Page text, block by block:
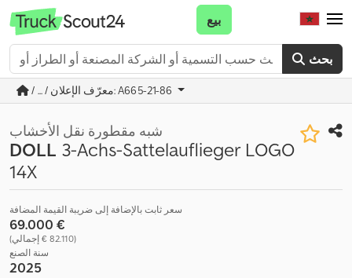
بحث
بيع
/ ... / معرّف الإعلان: A665-21-86
شبه مقطورة نقل الأخشاب
DOLL 3-Achs-Sattelauflieger LOGO
14X
سعر ثابت بالإضافة إلى ضريبة القيمة المضافة
‏69.000 €
(‏82.110 € إجمالي)
سنة الصنع
2025